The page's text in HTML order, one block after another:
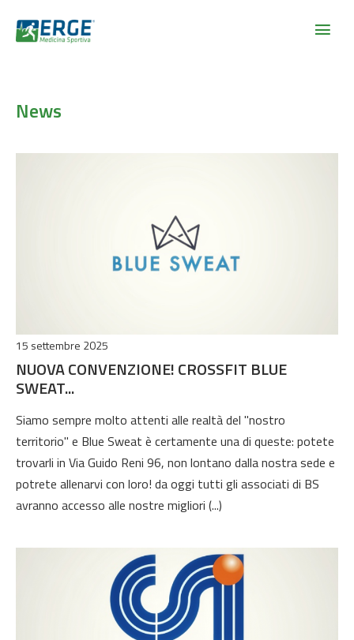
News
15 settembre 2025
NUOVA CONVENZIONE! CROSSFIT BLUE
SWEAT...
Siamo sempre molto attenti alle realtà del "nostro
territorio" e Blue Sweat è certamente una di queste: potete
trovarli in Via Guido Reni 96, non lontano dalla nostra sede e
potrete allenarvi con loro! da oggi tutti gli associati di BS
avranno accesso alle nostre migliori (...)